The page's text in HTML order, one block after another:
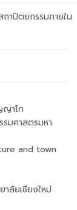
ถาปัตยกรรมภายใน
าโท
มศาสตรมหา
and town
าลัยเชียงใหม่